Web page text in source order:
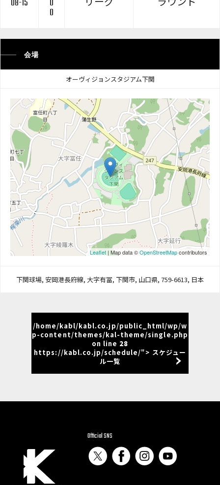
08-15 0
0
リーグ ラウンド
会場
オーヴィジョンスタジアム下関
Leaflet | Map data ©OpenStreetMapcontributors
下関球場, 安岡港長府線, 大字有冨, 下関市, 山口県, 759-6613, 日本
/home/kabl/kabl.co.jp/public_html/wp/w
p-content/themes/kal-theme/single.php
on line 28
https://kabl.co.jp/schedule/"> スケジュー
ル一覧
Official SNS